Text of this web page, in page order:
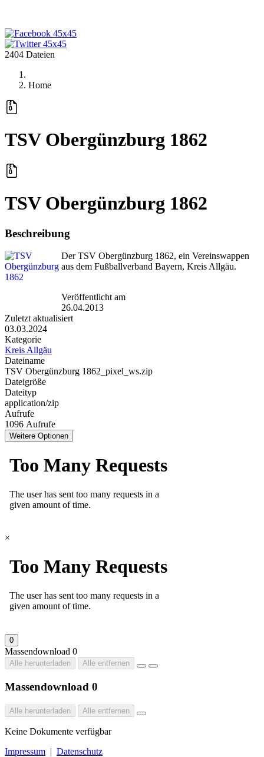
2404 Dateien
Home
TSV Obergünzburg 1862
TSV Obergünzburg 1862
Beschreibung
Der TSV Obergünzburg 1862, ein Vereinswappen
aus dem Fußballverband Bayern, Kreis Allgäu.
Veröffentlicht am
26.04.2013
Zuletzt aktualisiert
03.03.2024
Kategorie
Kreis Allgäu
Dateiname
TSV Obergünzburg 1862_pixel_ws.zip
Dateigröße
Dateityp
application/zip
Aufrufe
1096 Aufrufe
Weitere Optionen
×
0
Massendownload 0
Alle herunterladen Alle entfernen
Massendownload 0
Alle herunterladen Alle entfernen
Keine Dokumente verfügbar
Impressum | Datenschutz